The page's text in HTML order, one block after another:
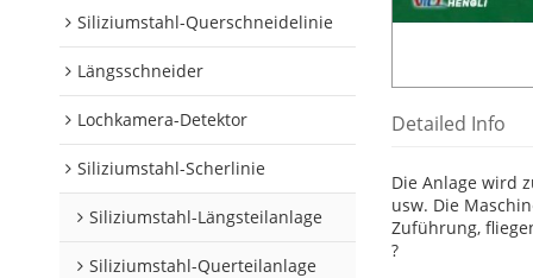
Siliziumstahl-Querschneidelinie
Längsschneider
Lochkamera-Detektor
Siliziumstahl-Scherlinie
Siliziumstahl-Längsteilanlage
Siliziumstahl-Querteilanlage
Detailed Info
Die Anlage wird
usw. Die
Zuführung,
?